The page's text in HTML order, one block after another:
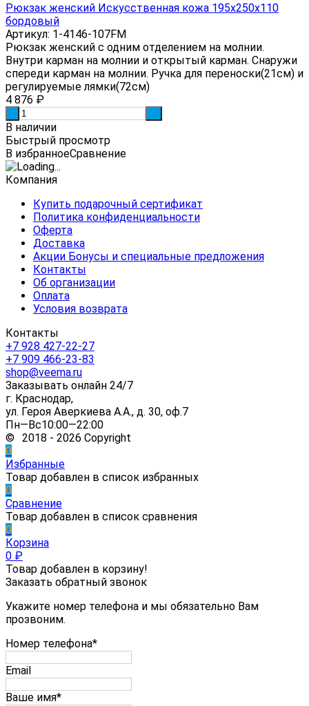
Рюкзак женский Искусственная кожа 195x250x110
бордовый
Артикул: 1-4146-107FM
Рюкзак женский с одним отделением на молнии.
Внутри карман на молнии и открытый карман. Снаружи
спереди карман на молнии. Ручка для переноски(21см) и
регулируемые лямки(72см)
4 876 ₽
В наличии
Быстрый просмотр
В избранноеСравнение
Компания
Купить подарочный сертификат
Политика конфиденциальности
Оферта
Доставка
Акции Бонусы и специальные предложения
Контакты
Об организации
Оплата
Условия возврата
Контакты
+7 928 427-22-27
+7 909 466-23-83
shop@veema.ru
Заказывать онлайн 24/7
г. Краснодар,
ул. Героя Аверкиева А.А., д. 30, оф.7
Пн—Вс10:00—22:00
© 2018 - 2026 Copyright
0
Избранные
Товар добавлен в список избранных
0
Сравнение
Товар добавлен в список сравнения
0
Корзина
0 ₽
Товар добавлен в корзину!
Заказать обратный звонок
Укажите номер телефона и мы обязательно Вам
прозвоним.
Номер телефона*
Email
Ваше имя*